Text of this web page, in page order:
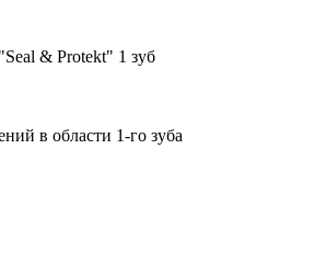
& Protekt" 1 зуб
в области 1-го зуба